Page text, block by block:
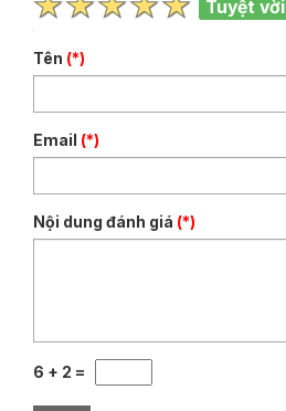
Tuyệt vời
Tên (*)
Email (*)
Nội dung đánh giá (*)
6 + 2 =